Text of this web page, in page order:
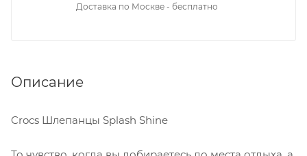
Доставка по Москве - бесплатно
Описание
Crocs Шлепанцы Splash Shine